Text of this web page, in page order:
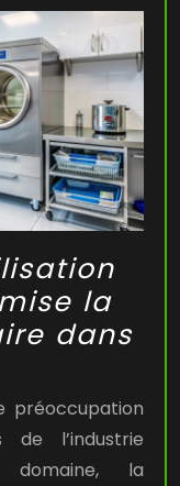
la
dans
préoccupation
de l’industrie
domaine, la